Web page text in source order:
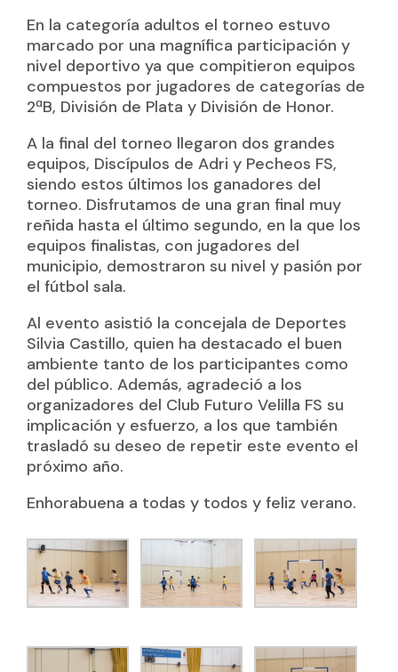
En la categoría adultos el torneo estuvo
marcado por una magnífica participación y
nivel deportivo ya que compitieron equipos
compuestos por jugadores de categorías de
2ªB, División de Plata y División de Honor.
A la final del torneo llegaron dos grandes
equipos, Discípulos de Adri y Pecheos FS,
siendo estos últimos los ganadores del
torneo. Disfrutamos de una gran final muy
reñida hasta el último segundo, en la que los
equipos finalistas, con jugadores del
municipio, demostraron su nivel y pasión por
el fútbol sala.
Al evento asistió la concejala de Deportes
Silvia Castillo, quien ha destacado el buen
ambiente tanto de los participantes como
del público. Además, agradeció a los
organizadores del Club Futuro Velilla FS su
implicación y esfuerzo, a los que también
trasladó su deseo de repetir este evento el
próximo año.
Enhorabuena a todas y todos y feliz verano.